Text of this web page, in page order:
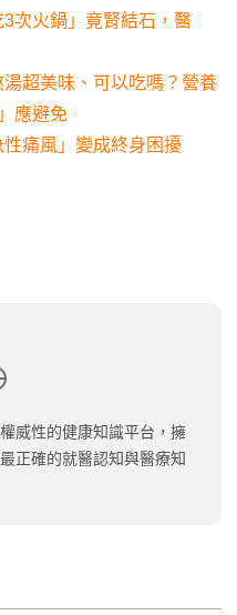
次火鍋」竟腎結石，醫
超美味、可以吃嗎？營養
應避免
痛風」變成終身困擾
威性的健康知識平台，擁
正確的就醫認知與醫療知